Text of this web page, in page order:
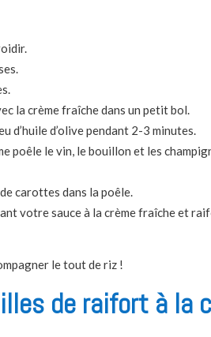
la crème fraîche dans un petit bol.
d’huile d’olive pendant 2-3 minutes.
poêle le vin, le bouillon et les
carottes dans la poêle.
votre sauce à la crème fraîche et
le tout de riz !
de raifort à la